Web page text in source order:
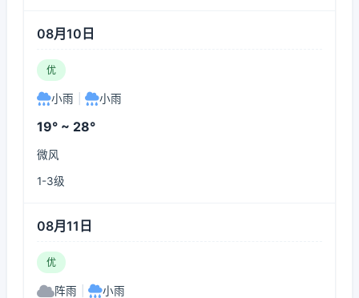
08月10日
优
小雨 小雨
19° ~ 28°
微风
1-3级
08月11日
优
阵雨 小雨